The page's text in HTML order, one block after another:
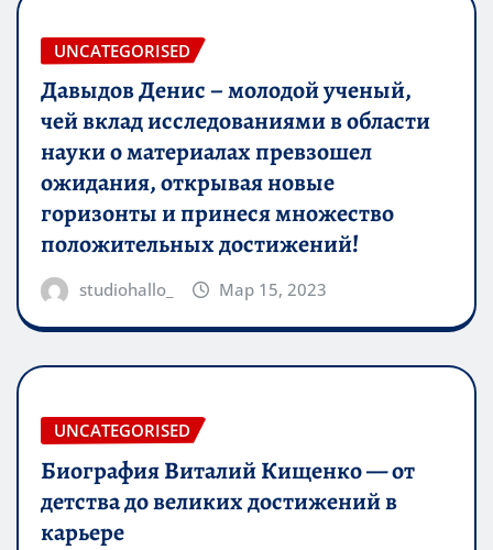
UNCATEGORISED
Давыдов Денис – молодой ученый,
чей вклад исследованиями в области
науки о материалах превзошел
ожидания, открывая новые
горизонты и принеся множество
положительных достижений!
studiohallo_ Мар 15, 2023
UNCATEGORISED
Биография Виталий Кищенко — от
детства до великих достижений в
карьере